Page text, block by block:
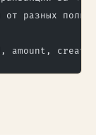
от разных
amount,